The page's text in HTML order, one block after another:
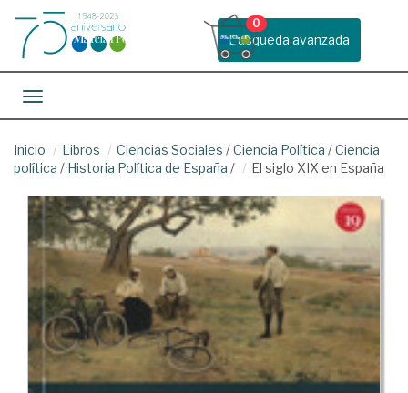
Busqueda avanzada
0
Toggle navigation
Inicio Libros Ciencias Sociales /Ciencia Política /Ciencia
política / Historia Política de España / El siglo XIX en España